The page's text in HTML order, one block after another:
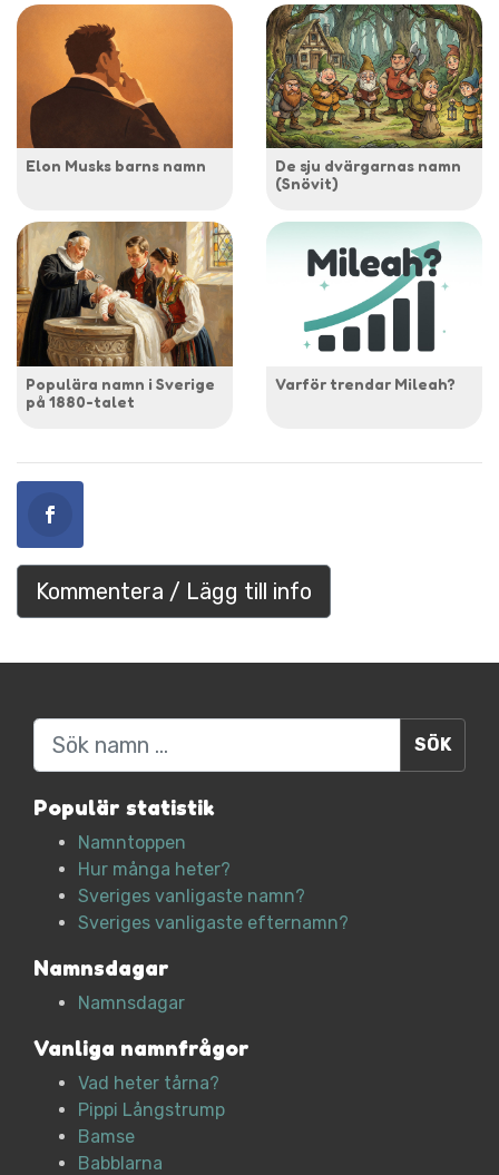
Elon Musks barns namn
De sju dvärgarnas namn
(Snövit)
Populära namn i Sverige
på 1880-talet
Varför trendar Mileah?
Kommentera / Lägg till info
Sök
Populär statistik
Namntoppen
Hur många heter?
Sveriges vanligaste namn?
Sveriges vanligaste efternamn?
Namnsdagar
Namnsdagar
Vanliga namnfrågor
Vad heter tårna?
Pippi Långstrump
Bamse
Babblarna